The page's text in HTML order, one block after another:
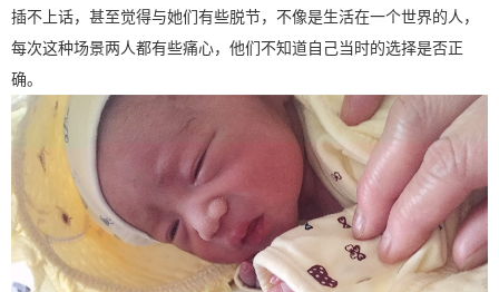
插不上话，甚至觉得与她们有些脱节，不像是生活在一个世界的人，
每次这种场景两人都有些痛心，他们不知道自己当时的选择是否正
确。